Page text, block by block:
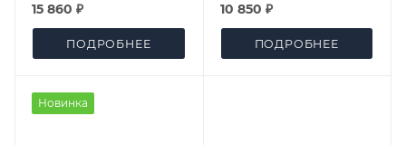
15 860 ₽
ПОДРОБНЕЕ
10 850 ₽
ПОДРОБНЕЕ
Новинка